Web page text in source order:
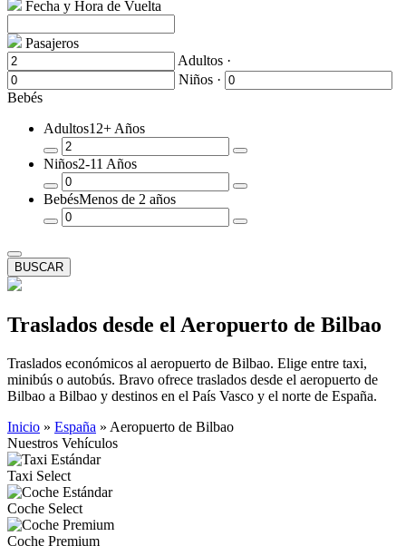
Fecha y Hora de Vuelta
Pasajeros
Adultos ·
Niños ·
Bebés
Adultos12+ Años
Quitar
un
Pasajero
Añadir
Pasajero
Niños2-11 Años
Quitar
un
Pasajero
Añadir
Pasajero
BebésMenos de 2 años
Quitar
Pasajero
Añadir
BUSCAR
Traslados desde el Aeropuerto de Bilbao
Traslados económicos al aeropuerto de Bilbao. Elige entre taxi,
minibús o autobús. Bravo ofrece traslados desde el aeropuerto de
Bilbao a Bilbao y destinos en el País Vasco y el norte de España.
Inicio » España » Aeropuerto de Bilbao
Nuestros Vehículos
Taxi Select
Coche Select
Coche Premium